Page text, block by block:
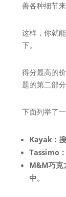
善各种细节
这样，你就
下。
得分最高的
题的第二部分
下面列举了
Kayak：
Tassimo
M&M巧克
中。